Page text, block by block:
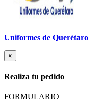
Uniformes de Querétaro
×
Realiza tu pedido
FORMULARIO